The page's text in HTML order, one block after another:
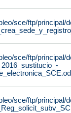
sce/ftp/principal/
sce/ftp/principal/
sce/ftp/principal/